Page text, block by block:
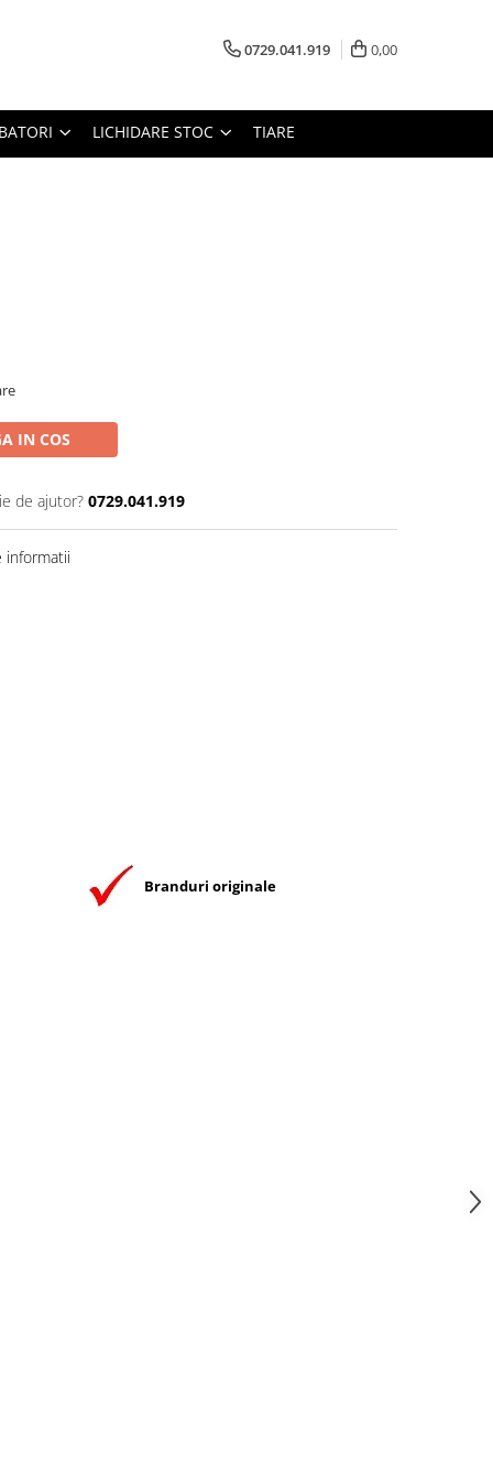
0729.041.919 0,00
LICHIDARE STOC TIARE
IN COS
de ajutor? 0729.041.919
informatii
Branduri originale